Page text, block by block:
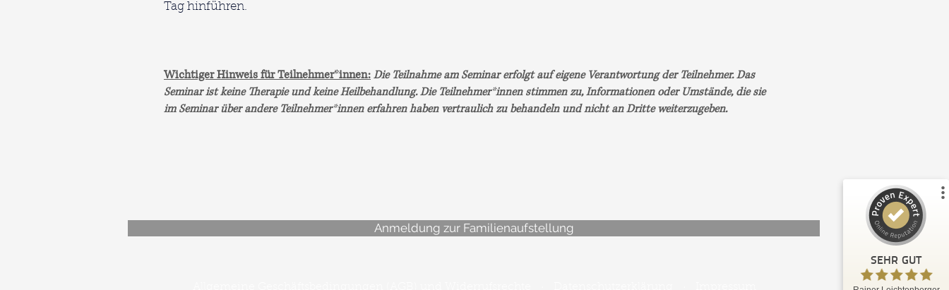
Tag hinführen.
Wichtiger Hinweis für Teilnehmer*innen:Die Teilnahme am Seminar erfolgt auf eigene Verantwortung der Teilnehmer. Das
Seminar ist keine Therapie und keine Heilbehandlung. Die Teilnehmer*innen stimmen zu, Informationen oder Umstände, die sie
im Seminar über andere Teilnehmer*innen erfahren haben vertraulich zu behandeln und nicht an Dritte weiterzugeben.
Anmeldung zur Familienaufstellung
SEHR GUT
30
Bewertungen auf
ProvenExpert.com
Blick aufs ProvenExpert-Profil werfen
J.
5,00